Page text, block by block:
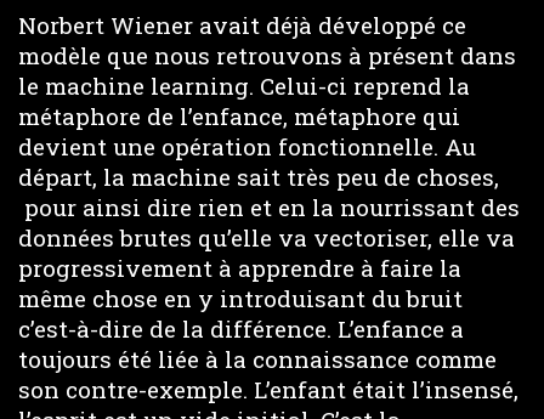
Norbert Wiener avait déjà développé ce
modèle que nous retrouvons à présent dans
le machine learning. Celui-ci reprend la
métaphore de l’enfance, métaphore qui
devient une opération fonctionnelle. Au
départ, la machine sait très peu de choses,
pour ainsi dire rien et en la nourrissant des
données brutes qu’elle va vectoriser, elle va
progressivement à apprendre à faire la
même chose en y introduisant du bruit
c’est-à-dire de la différence. L’enfance a
toujours été liée à la connaissance comme
son contre-exemple. L’enfant était l’insensé,